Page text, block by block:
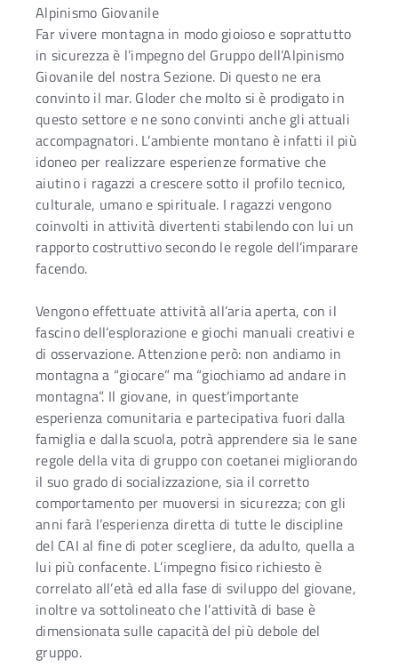
Alpinismo Giovanile
Far vivere montagna in modo gioioso e soprattutto
in sicurezza è l’impegno del Gruppo dell’Alpinismo
Giovanile del nostra Sezione. Di questo ne era
convinto il mar. Gloder che molto si è prodigato in
questo settore e ne sono convinti anche gli attuali
accompagnatori. L’ambiente montano è infatti il più
idoneo per realizzare esperienze formative che
aiutino i ragazzi a crescere sotto il profilo tecnico,
culturale, umano e spirituale. I ragazzi vengono
coinvolti in attività divertenti stabilendo con lui un
rapporto costruttivo secondo le regole dell’imparare
facendo.
Vengono effettuate attività all’aria aperta, con il
fascino dell’esplorazione e giochi manuali creativi e
di osservazione. Attenzione però: non andiamo in
montagna a “giocare” ma “giochiamo ad andare in
montagna”. Il giovane, in quest’importante
esperienza comunitaria e partecipativa fuori dalla
famiglia e dalla scuola, potrà apprendere sia le sane
regole della vita di gruppo con coetanei migliorando
il suo grado di socializzazione, sia il corretto
comportamento per muoversi in sicurezza; con gli
anni farà l’esperienza diretta di tutte le discipline
del CAI al fine di poter scegliere, da adulto, quella a
lui più confacente. L’impegno fisico richiesto è
correlato all’età ed alla fase di sviluppo del giovane,
inoltre va sottolineato che l’attività di base è
dimensionata sulle capacità del più debole del
gruppo.